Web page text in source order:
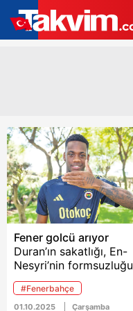
Fener golcü arıyor
Duran’ın sakatlığı, En-
Nesyri’nin formsuzluğu
sonrası Başkan Saran’ın
Devin Özek’le zirve
yaptığı ve Suudi
#Fenerbahçe
01.10.2025 Çarşamba